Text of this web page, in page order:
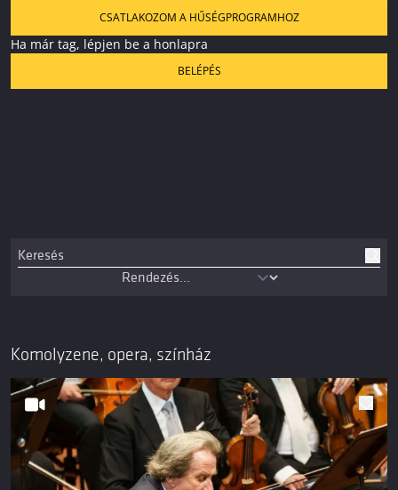
CSATLAKOZOM A HŰSÉGPROGRAMHOZ
Ha már tag, lépjen be a honlapra
BELÉPÉS
Komolyzene, opera, színház